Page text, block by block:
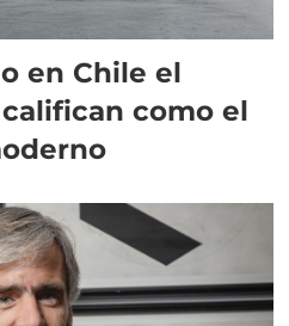
en Chile el
como el